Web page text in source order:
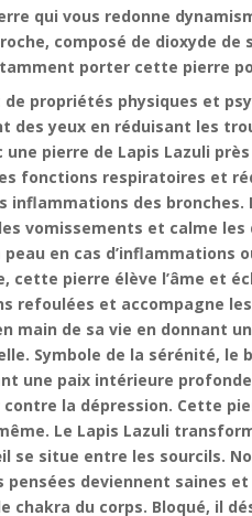
qui vous redonne
composé de dioxyde
porter cette pierre
de propriétés physiques et
des yeux en réduisant les
pierre de Lapis Lazuli
fonctions respiratoires et
des bronches.
vomissements et calme les
en cas
cette pierre élève l’âme et
refoulées et accompagne
main de sa vie en donnant
Symbole de la sérénité,
une paix intérieure
la dépression. Cette
Le Lapis Lazuli
situe entre les sourcils.
pensées deviennent saines
chakra du corps. Bloqué, il